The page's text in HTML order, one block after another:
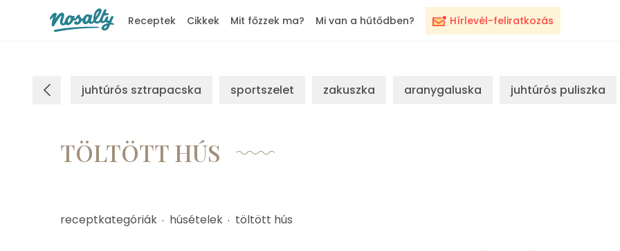
Hírlevél-feliratkozás
Receptek Cikkek Mit főzzek ma? Mi van a hűtődben?
juhtúrós sztrapacska sportszelet zakuszka aranygaluska juhtúrós puliszka
TÖLTÖTT HÚS
receptkategóriák húsételek töltött hús